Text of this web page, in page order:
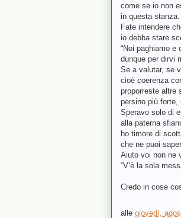
come se io non
in questa stanza.
Fate intendere
io debba stare
“Noi paghiamo e
dunque per dirvi
Se a valutar, se
cioè coerenza
proporreste altre
persino più forte,
Speravo solo di
alla paterna
ho timore di
che ne puoi
Aiuto voi non ne
“V’è la sola
Credo in cose
alle giovedì,